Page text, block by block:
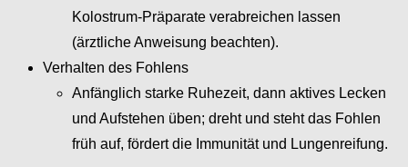
Kolostrum-Präparate verabreichen lassen
(ärztliche Anweisung beachten).
Verhalten des Fohlens
Anfänglich starke Ruhezeit, dann aktives Lecken
und Aufstehen üben; dreht und steht das Fohlen
früh auf, fördert die Immunität und Lungenreifung.